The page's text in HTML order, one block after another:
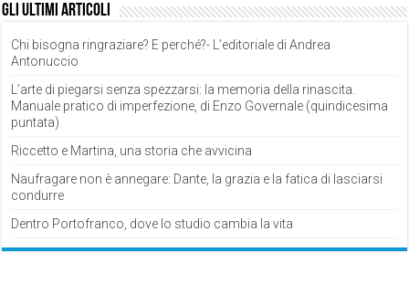
Gli ultimi articoli
Chi bisogna ringraziare? E perché?- L’editoriale di Andrea
Antonuccio
L’arte di piegarsi senza spezzarsi: la memoria della rinascita.
Manuale pratico di imperfezione, di Enzo Governale (quindicesima
puntata)
Riccetto e Martina, una storia che avvicina
Naufragare non è annegare: Dante, la grazia e la fatica di lasciarsi
condurre
Dentro Portofranco, dove lo studio cambia la vita